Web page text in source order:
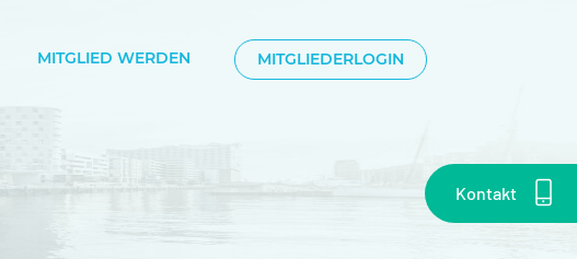
Kontakt
MITGLIED WERDEN MITGLIEDERLOGIN